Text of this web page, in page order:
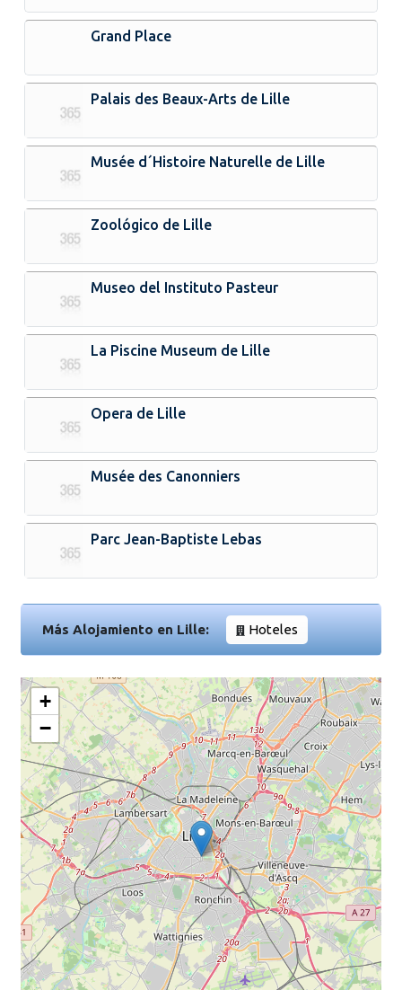
Grand Place
Palais des Beaux-Arts de Lille
Musée d´Histoire Naturelle de Lille
Zoológico de Lille
Museo del Instituto Pasteur
La Piscine Museum de Lille
Opera de Lille
Musée des Canonniers
Parc Jean-Baptiste Lebas
Más Alojamiento en Lille: Hoteles
+
−